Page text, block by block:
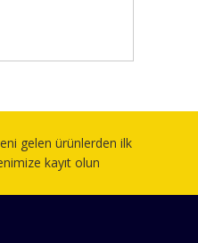
gelen ürünlerden ilk
kayıt olun